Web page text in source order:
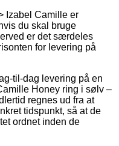
Izabel Camille er
du skal bruge
er det særdeles
for levering på
til-dag levering på en
Honey ring i sølv –
regnes ud fra at
tidspunkt, så at de
ordnet inden de